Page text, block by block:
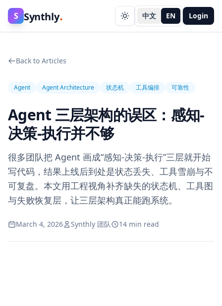
S Synthly. 中文 EN Login
Back to Articles
Agent Agent Architecture 状态机 工具编排 可靠性
Agent 三层架构的误区：感知-
决策-执行并不够
很多团队把 Agent 画成“感知-决策-执行”三层就开始
写代码，结果上线后到处是状态丢失、工具雪崩与不
可复盘。本文用工程视角补齐缺失的状态机、工具图
与失败恢复层，让三层架构真正能跑系统。
March 4, 2026 Synthly 团队 14 min read